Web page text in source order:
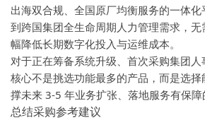
出海双合规、全国原厂均衡服务的一体化
到跨国集团全生命周期人力管理需求，
幅降低长期数字化投入与运维成本。
对于正在筹备系统升级、首次采购集团
核心不是挑选功能最多的产品，而是选
撑未来 3-5 年业务扩张、落地服务有保障
总结采购参考建议